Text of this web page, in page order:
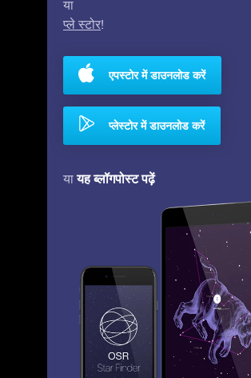
या
प्ले स्टोर!
एपस्टोर में डाउनलोड करें
प्लेस्टोर में डाउनलोड करें
यायह ब्लॉगपोस्ट पढ़ें